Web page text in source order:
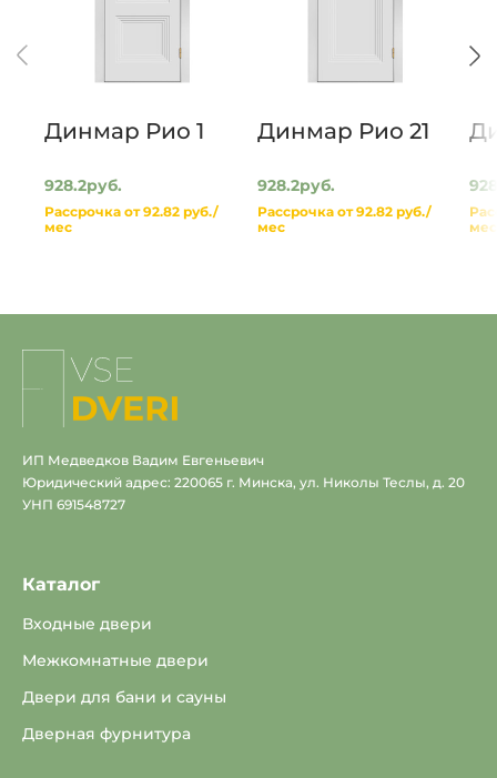
Динмар Рио 1
928.2руб.
Рассрочка от 92.82 руб./
мес
Динмар Рио 21
928.2руб.
Рассрочка от 92.82 руб./
мес
мес
ИП Медведков Вадим Евгеньевич
Юридический адрес: 220065 г. Минска, ул. Николы Теслы, д. 20
УНП 691548727
Каталог
Входные двери
Межкомнатные двери
Двери для бани и сауны
Дверная фурнитура